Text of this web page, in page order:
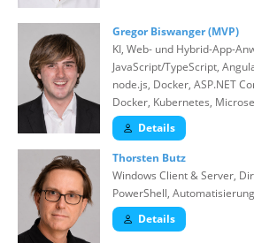
Gregor Biswanger (MVP)
KI, Web- und Hybrid-App-
JavaScript/TypeScript,
node.js, Docker, ASP.NET
Docker, Kubernetes,
Details
Thorsten Butz
Windows Client & Server,
PowerShell,
Details